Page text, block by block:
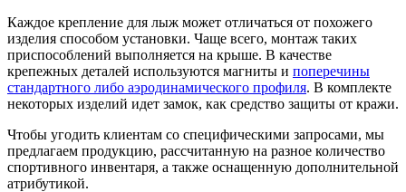
Каждое крепление для лыж может отличаться от похожего
изделия способом установки. Чаще всего, монтаж таких
приспособлений выполняется на крыше. В качестве
крепежных деталей используются магниты и поперечины
стандартного либо аэродинамического профиля. В комплекте
некоторых изделий идет замок, как средство защиты от кражи.
Чтобы угодить клиентам со специфическими запросами, мы
предлагаем продукцию, рассчитанную на разное количество
спортивного инвентаря, а также оснащенную дополнительной
атрибутикой.